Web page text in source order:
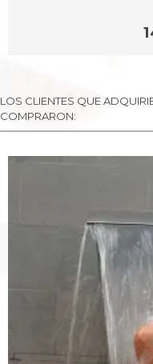
LOS CLIENTES QUE
COMPRARON: